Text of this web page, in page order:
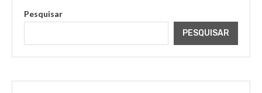
Pesquisar
PESQUISAR